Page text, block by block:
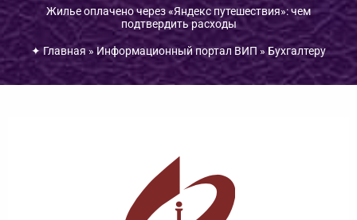
Жилье оплачено через «Яндекс путешествия»: чем
подтвердить расходы
✦ Главная»Информационный портал ВИП»Бухгалтеру